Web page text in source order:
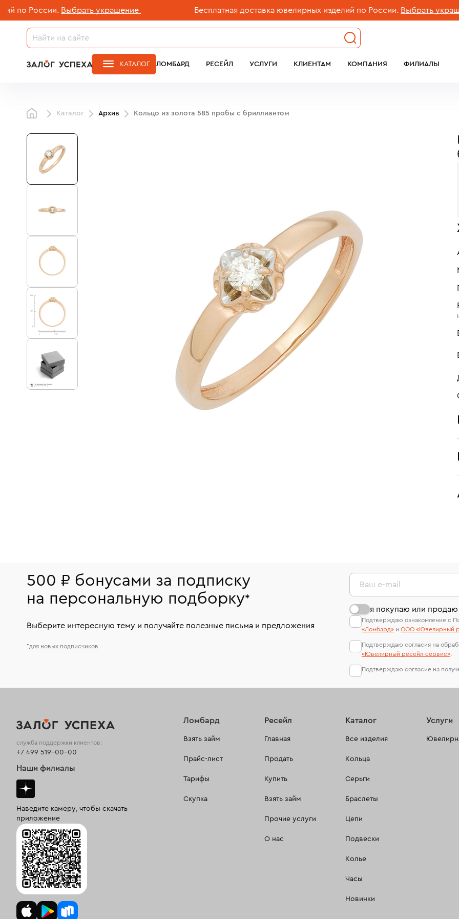
России. Выбрать украшение Бесплатная доставка ювелирных изделий по России. Выбрать украшение
ЛОМБАРД РЕСЕЙЛ УСЛУГИ КЛИЕНТАМ КОМПАНИЯ ФИЛИАЛЫ
КАТАЛОГ
Каталог Архив Кольцо из золота 585 пробы c бриллиантом
500 ₽ бонусами за подписку
на персональную подборку*
Выберите интересную тему и получайте полезные письма и предложения
*для новых подписчиков
Ваш e-mail
я покупаю или
Подтверждаю ознакомление с
«Ломбард» и ООО «Ювелирный
Подтверждаю согласия на
«Ювелирный ресейл-сервиc».
Подтверждаю согласие на
Ломбард
Взять займ
Прайс-лист
Тарифы
Скупка
Ресейл
Главная
Продать
Купить
Взять займ
Прочие услуги
О нас
Каталог
Все изделия
Кольца
Серьги
Браслеты
Цепи
Подвески
Колье
Часы
Новинки
Услуги
служба поддержки клиентов:
+7 499 519-00-00
Наши филиалы
Наведите камеру, чтобы скачать
приложение